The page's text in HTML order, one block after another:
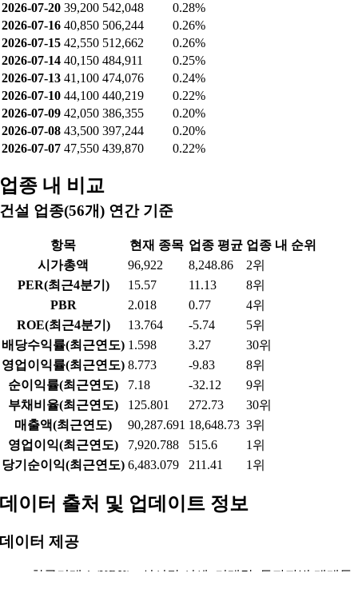
2026-07-20 39,200 542,048
0.28%
2026-07-16 40,850 506,244
0.26%
2026-07-15 42,550 512,662
0.26%
2026-07-14 40,150 484,911
0.25%
2026-07-13 41,100 474,076
0.24%
2026-07-10 44,100 440,219
0.22%
2026-07-09 42,050 386,355
0.20%
2026-07-08 43,500 397,244
0.20%
2026-07-07 47,550 439,870 0.22%
업종 내 비교
건설 업종(56개) 연간 기준
항목 현재 종목 업종 평균 업종 내 순위
시가총액
96,922 8,248.86
2위
PER(최근4분기)
15.57 11.13
8위
PBR
2.018 0.77
4위
ROE(최근4분기)
13.764 -5.74
5위
배당수익률(최근연도) 1.598 3.27
30위
영업이익률(최근연도) 8.773 -9.83
8위
순이익률(최근연도)
7.18 -32.12
9위
부채비율(최근연도)
125.801 272.73
30위
매출액(최근연도)
90,287.691 18,648.73 3위
영업이익(최근연도)
7,920.788 515.6
1위
당기순이익(최근연도) 6,483.079 211.41 1위
데이터 출처 및 업데이트 정보
데이터 제공
한국거래소(KRX) - 실시간 시세, 거래량, 투자자별 매매동